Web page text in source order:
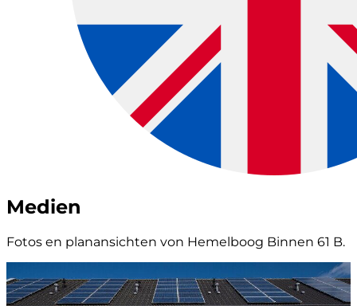
Medien
Fotos en planansichten von Hemelboog Binnen 61 B.